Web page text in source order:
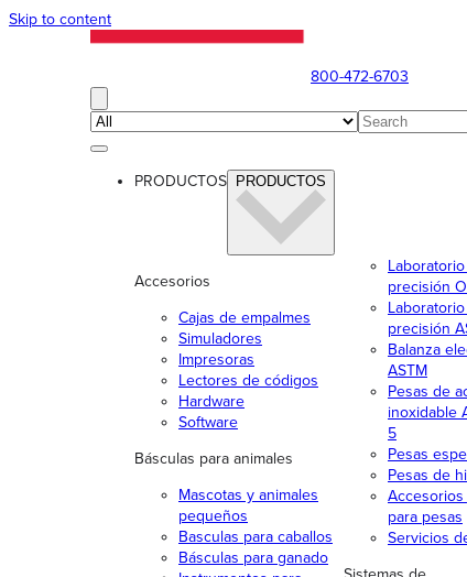
Skip to content
800-472-6703
PRODUCTOS PRODUCTOS
Accesorios
Cajas de empalmes
Simuladores
Impresoras
Lectores de códigos
Hardware
Software
Básculas para animales
Mascotas y animales
pequeños
Basculas para caballos
Básculas para ganado
precisión
precisión
Balanza
ASTM
Pesas de
inoxidable
5
Pesas
Pesas de
para pesas
Servicios